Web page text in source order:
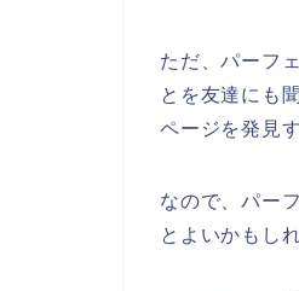
ただ、パーフ
とを友達にも
ページを発見
なので、パー
とよいかもし